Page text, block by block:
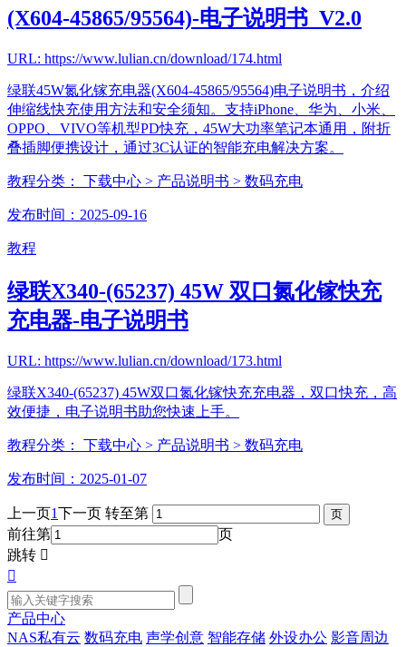
(X604-45865/95564)-电子说明书_V2.0
URL: https://www.lulian.cn/download/174.html
绿联45W氮化镓充电器(X604-45865/95564)电子说明书，介绍
伸缩线快充使用方法和安全须知。支持iPhone、华为、小米、
OPPO、VIVO等机型PD快充，45W大功率笔记本通用，附折
叠插脚便携设计，通过3C认证的智能充电解决方案。
教程分类： 下载中心 > 产品说明书 > 数码充电
发布时间：2025-09-16
教程
绿联X340-(65237) 45W 双口氮化镓快充
充电器-电子说明书
URL: https://www.lulian.cn/download/173.html
绿联X340-(65237) 45W双口氮化镓快充充电器，双口快充，高
效便捷，电子说明书助您快速上手。
教程分类： 下载中心 > 产品说明书 > 数码充电
发布时间：2025-01-07
上一页1下一页 转至第
前往第
页
跳转 

产品中心
NAS私有云 数码充电 声学创意 智能存储 外设办公 影音周边